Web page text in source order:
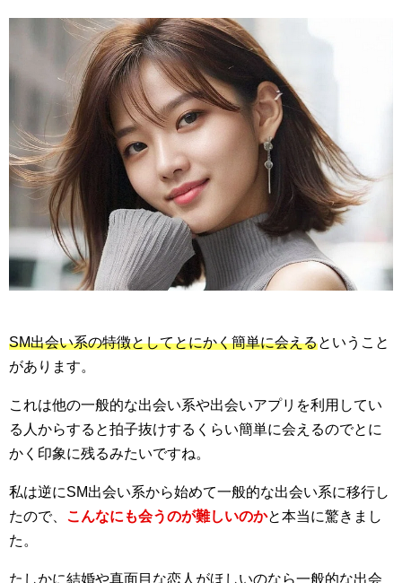
SM出会い系の特徴としてとにかく簡単に会えるということ
があります。
これは他の一般的な出会い系や出会いアプリを利用してい
る人からすると拍子抜けするくらい簡単に会えるのでとに
かく印象に残るみたいですね。
私は逆にSM出会い系から始めて一般的な出会い系に移行し
たので、 こんなにも会うのが難しいのかと本当に驚きまし
た。
たしかに結婚や真面目な恋人がほしいのなら一般的な出会